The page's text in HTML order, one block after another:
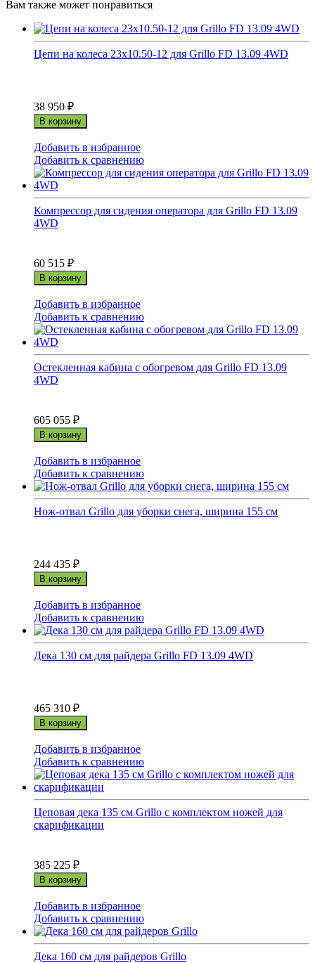
Вам также может понравиться
Цепи на колеса 23x10.50-12 для Grillo FD 13.09 4WD
38 950 ₽
В корзину
Добавить в избранное
Добавить к сравнению
Компрессор для сидения оператора для Grillo FD 13.09
4WD
60 515 ₽
В корзину
Добавить в избранное
Добавить к сравнению
Остекленная кабина с обогревом для Grillo FD 13.09
4WD
605 055 ₽
В корзину
Добавить в избранное
Добавить к сравнению
Нож-отвал Grillo для уборки снега, ширина 155 см
244 435 ₽
В корзину
Добавить в избранное
Добавить к сравнению
Дека 130 см для райдера Grillo FD 13.09 4WD
465 310 ₽
В корзину
Добавить в избранное
Добавить к сравнению
Цеповая дека 135 см Grillo с комплектом ножей для
скарификации
385 225 ₽
В корзину
Добавить в избранное
Добавить к сравнению
Дека 160 см для райдеров Grillo